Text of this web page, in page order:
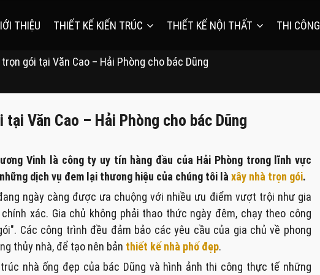
THIỆU THIẾT KẾ KIẾN TRÚC THIẾT KẾ NỘI THẤT THI CÔNG
gói tại Văn Cao – Hải Phòng cho bác Dũng
Văn Cao – Hải Phòng cho bác Dũng
Vinh là công ty uy tín hàng đầu của Hải Phòng trong lĩnh vực
dịch vụ đem lại thương hiệu của chúng tôi là xây nhà trọn gói.
ngày càng được ưa chuộng với nhiều ưu điểm vượt trội như gia
xác. Gia chủ không phải thao thức ngày đêm, chạy theo công
Các công trình đều đảm bảo các yêu cầu của gia chủ về phong
thủy nhà, để tạo nên bản thiết kế nhà phố đẹp.
nhà ống đẹp của bác Dũng và hình ảnh thi công thực tế những